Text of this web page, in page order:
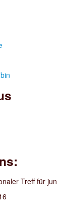
Treff für